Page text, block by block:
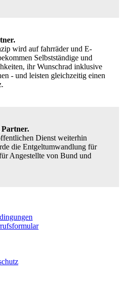
wird auf fahrräder und E-
Selbstständige und
ihr Wunschrad inklusive
- und leisten gleichzeitig einen
Dienst weiterhin
die Entgeltumwandlung für
Angestellte von Bund und